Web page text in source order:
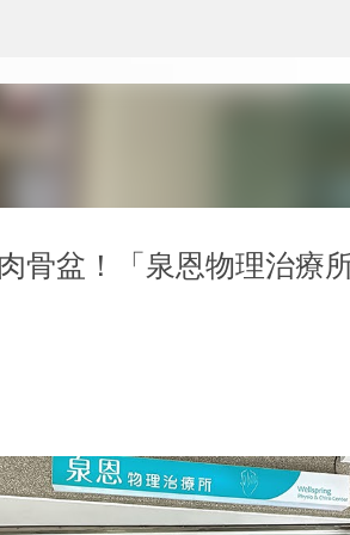
骨盆！「泉恩物理治療